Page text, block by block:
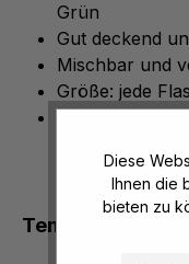
Grün
Gut deckend
Mischbar und
Größe: jede
Temperafarben
Diese
Ihnen die
bieten zu